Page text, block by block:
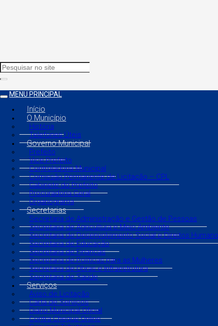
MENU PRINCIPAL
Início
O Município
História
Telefones Úteis
Governo Municipal
Prefeito
Vice Prefeito
Controladoria Municipal
Comissão Permanente de Licitação – CPL
Gabinete do Prefeito
Procuradoria Geral
Organograma
Secretarias
Secretaria de Administração e Gestão de Pessoas
Secretaria de Agricultura e Meio Ambiente
Secretaria de Desenvolvimento Social e Direitos
Secretaria de Educação
Secretaria de Finanças
Secretaria de Políticas para as Mulheres
Secretaria de Obras e Infraestrutura
Secretaria de Saúde
Serviços
Aviso de Licitação
Carta de Serviços
Diário Municipal Oficial
Contra Cheque Online